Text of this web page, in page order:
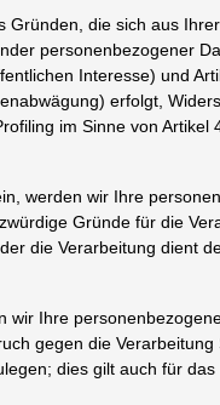
Gründen, die sich aus
personenbezogener
Interesse) und
erfolgt,
im Sinne von
werden wir Ihre
Gründe für die
die Verarbeitung dient
wir Ihre
gegen die
dies gilt auch für